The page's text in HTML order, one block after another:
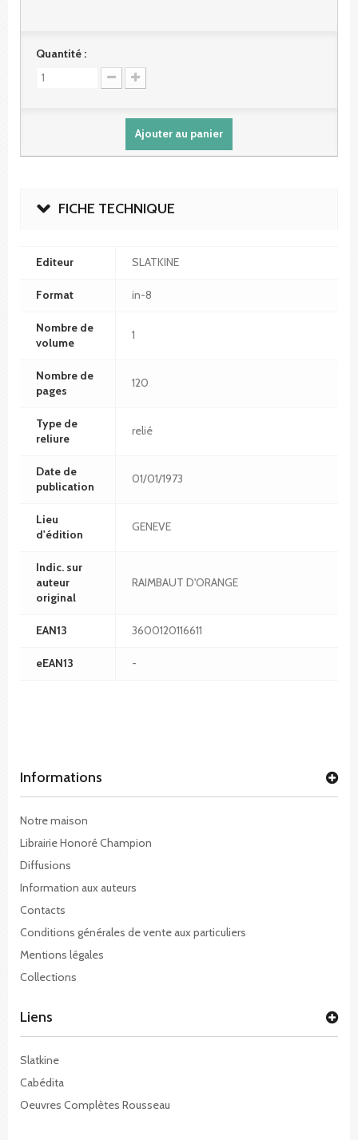
Quantité :
Ajouter au panier
FICHE TECHNIQUE
Editeur SLATKINE
Format in-8
Nombre de
volume
1
Nombre de
pages
120
Type de
reliure
relié
Date de
publication
01/01/1973
Lieu
d'édition
GENEVE
Indic. sur
auteur
original
RAIMBAUT D'ORANGE
EAN13 3600120116611
eEAN13 -
Informations
Notre maison
Librairie Honoré Champion
Diffusions
Information aux auteurs
Contacts
Conditions générales de vente aux particuliers
Mentions légales
Collections
Liens
Slatkine
Cabédita
Oeuvres Complètes Rousseau